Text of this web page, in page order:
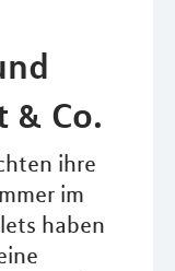
& Co.
ihre
im
haben